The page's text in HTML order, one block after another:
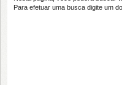
Para efetuar uma busca digite um